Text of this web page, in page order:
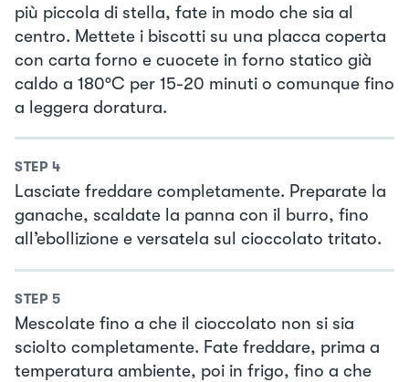
più piccola di stella, fate in modo che sia al
centro. Mettete i biscotti su una placca coperta
con carta forno e cuocete in forno statico già
caldo a 180°C per 15-20 minuti o comunque fino
a leggera doratura.
STEP 4
Lasciate freddare completamente. Preparate la
ganache, scaldate la panna con il burro, fino
all’ebollizione e versatela sul cioccolato tritato.
STEP 5
Mescolate fino a che il cioccolato non si sia
sciolto completamente. Fate freddare, prima a
temperatura ambiente, poi in frigo, fino a che